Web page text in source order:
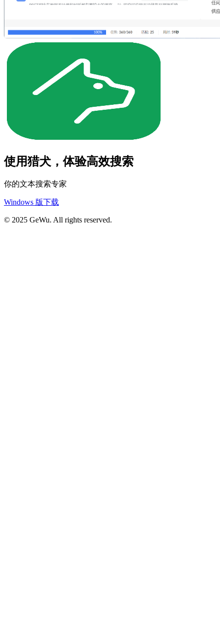
使用猎犬，体验高效搜索
你的文本搜索专家
Windows 版下载
© 2025 GeWu. All rights reserved.